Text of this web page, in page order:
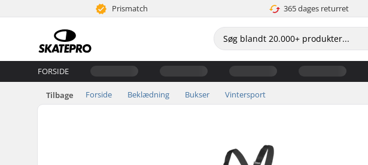
Prismatch 365 dages returret
FORSIDE
Tilbage Forside Beklædning Bukser Vintersport